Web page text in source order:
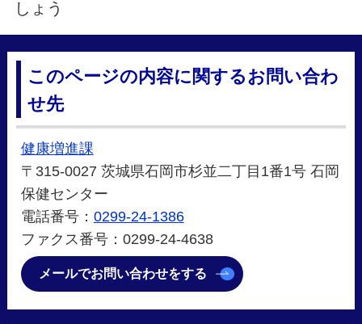
しょう
このページの内容に関するお問い合わ
せ先
健康増進課
〒315-0027 茨城県石岡市杉並二丁目1番1号 石岡
保健センター
電話番号： 0299-24-1386
ファクス番号：0299-24-4638
メールでお問い合わせをする